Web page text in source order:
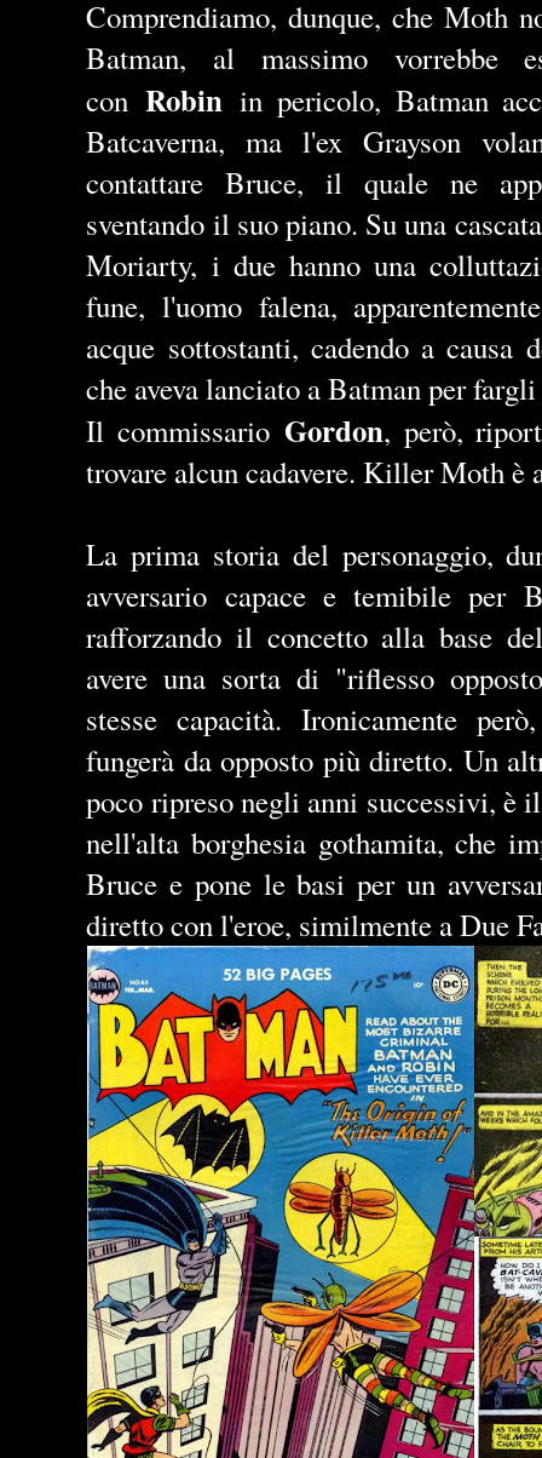
Comprendiamo, dunque, che Moth
Batman, al massimo vorrebbe
conRobin in pericolo, Batman
Batcaverna, ma l'ex Grayson
contattare Bruce, il quale ne
sventando il suo piano. Su una
Moriarty, i due hanno una
fune, l'uomo falena,
acque sottostanti, cadendo a causa
che aveva lanciato a Batman per
Il commissario Gordon, però,
trovare alcun cadavere. Killer Moth è
La prima storia del personaggio,
avversario capace e temibile per
rafforzando il concetto alla base
avere una sorta di "riflesso
stesse capacità. Ironicamente
fungerà da opposto più diretto. Un
poco ripreso negli anni successivi, è
nell'alta borghesia gothamita, che
Bruce e pone le basi per un
diretto con l'eroe, similmente a Due